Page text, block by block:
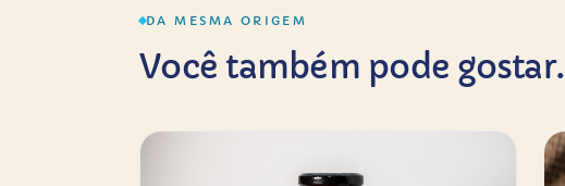
DA MESMA ORIGEM
Você também pode gostar.